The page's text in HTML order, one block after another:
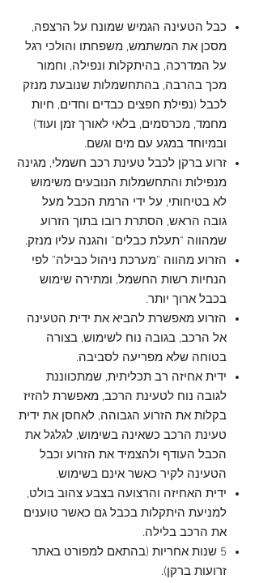
כבל הטעינה הגמיש שמונח על הרצפה,
מסכן את המשתמש, משפחתו והולכי רגל
על המדרכה, בהיתקלות ונפילה, וחמור
מכך בהרבה, בהתחשמלות שנובעת מנזק
לכבל (נפילת חפצים כבדים וחדים, חיות
מחמד, מכרסמים, בלאי לאורך זמן ועוד)
ובמיוחד במגע עם מים וגשם.
זרוע ברקן לכבל טעינת רכב חשמלי, מגינה
מנפילות והתחשמלות הנובעים משימוש
לא בטיחותי, על ידי הרמת הכבל מעל
גובה הראש, הסתרת רובו בתוך הזרוע
שמהווה "תעלת כבלים" והגנה עליו מנזק.
הזרוע מהווה "מערכת ניהול כבילה" לפי
הנחיות רשות החשמל, ומתירה שימוש
בכבל ארוך יותר.
הזרוע מאפשרת להביא את ידית הטעינה
אל הרכב, בגובה נוח לשימוש, בצורה
בטוחה שלא מפריעה לסביבה.
ידית אחיזה רב תכליתית, שמתכווננת
לגובה נוח לטעינת הרכב, מאפשרת להזיז
בקלות את הזרוע הגבוהה, לאחסן את ידית
טעינת הרכב כשאינה בשימוש, לגלגל את
הכבל העודף ולהצמיד את הזרוע וכבל
הטעינה לקיר כאשר אינם בשימוש.
ידית האחיזה והרצועה בצבע צהוב בולט,
למניעת היתקלות בכבל גם כאשר טוענים
את הרכב בלילה.
5 שנות אחריות (בהתאם למפורט באתר
זרועות ברקן).